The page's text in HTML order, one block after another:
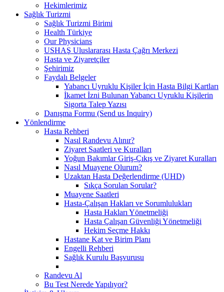
Hekimlerimiz
Sağlık Turizmi
Sağlık Turizmi Birimi
Health Türkiye
Our Physicians
USHAŞ Uluslararası Hasta Çağrı Merkezi
Hasta ve Ziyaretçiler
Şehirimiz
Faydalı Belgeler
Yabancı Uyruklu Kişiler İçin Hasta Bilgi Kartları
İkamet İzni Bulunan Yabancı Uyruklu Kişilerin
Sigorta Talep Yazısı
Danışma Formu (Send us Inquiry)
Yönlendirme
Hasta Rehberi
Nasıl Randevu Alınır?
Ziyaret Saatleri ve Kuralları
Yoğun Bakımlar Giriş-Çıkış ve Ziyaret Kuralları
Nasıl Muayene Olurum?
Uzaktan Hasta Değerlendirme (UHD)
Sıkça Sorulan Sorular?
Muayene Saatleri
Hasta-Çalışan Hakları ve Sorumlulukları
Hasta Hakları Yönetmeliği
Hasta Çalışan Güvenliği Yönetmeliği
Hekim Seçme Hakkı
Hastane Kat ve Birim Planı
Engelli Rehberi
Sağlık Kurulu Başvurusu
Randevu Al
Bu Test Nerede Yapılıyor?